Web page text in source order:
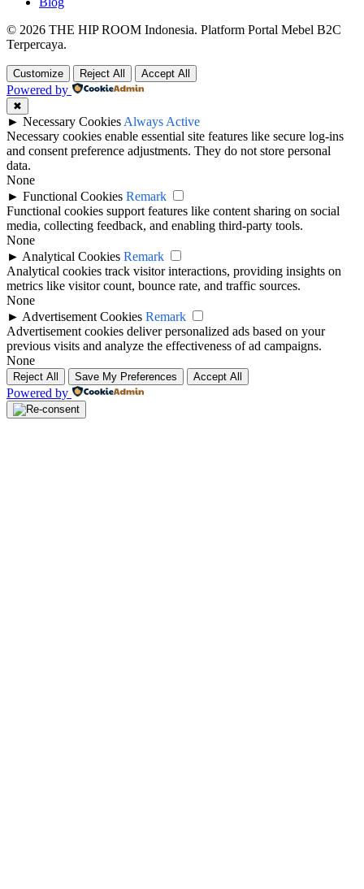
© 2026 THE HIP ROOM Indonesia. Platform Portal Mebel B2C
Terpercaya.
Customize Reject All Accept All
Powered by
✖
► Necessary Cookies Always Active
Necessary cookies enable essential site features like secure log-ins
and consent preference adjustments. They do not store personal
data.
None
► Functional Cookies Remark
Functional cookies support features like content sharing on social
media, collecting feedback, and enabling third-party tools.
None
► Analytical Cookies Remark
Analytical cookies track visitor interactions, providing insights on
metrics like visitor count, bounce rate, and traffic sources.
None
► Advertisement Cookies Remark
Advertisement cookies deliver personalized ads based on your
previous visits and analyze the effectiveness of ad campaigns.
None
Reject All Save My Preferences Accept All
Powered by